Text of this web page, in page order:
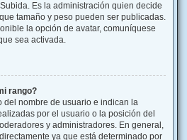
Es la administración quien decide
tamaño y peso pueden ser publicadas.
la opción de avatar, comuníquese
sea activada.
rango?
del nombre de usuario e indican la
por el usuario o la posición del
y administradores. En general,
ya que está determinado por